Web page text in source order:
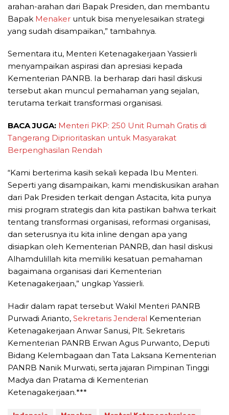
arahan-arahan dari Bapak Presiden, dan membantu
Bapak Menaker untuk bisa menyelesaikan strategi
yang sudah disampaikan,” tambahnya.
Sementara itu, Menteri Ketenagakerjaan Yassierli
menyampaikan aspirasi dan apresiasi kepada
Kementerian PANRB. Ia berharap dari hasil diskusi
tersebut akan muncul pemahaman yang sejalan,
terutama terkait transformasi organisasi.
BACA JUGA: Menteri PKP: 250 Unit Rumah Gratis di
Tangerang Diprioritaskan untuk Masyarakat
Berpenghasilan Rendah
“Kami berterima kasih sekali kepada Ibu Menteri.
Seperti yang disampaikan, kami mendiskusikan arahan
dari Pak Presiden terkait dengan Astacita, kita punya
misi program strategis dan kita pastikan bahwa terkait
tentang transformasi organisasi, reformasi organisasi,
dan seterusnya itu kita inline dengan apa yang
disiapkan oleh Kementerian PANRB, dan hasil diskusi
Alhamdulillah kita memiliki kesatuan pemahaman
bagaimana organisasi dari Kementerian
Ketenagakerjaan,” ungkap Yassierli.
Hadir dalam rapat tersebut Wakil Menteri PANRB
Purwadi Arianto, Sekretaris Jenderal Kementerian
Ketenagakerjaan Anwar Sanusi, Plt. Sekretaris
Kementerian PANRB Erwan Agus Purwanto, Deputi
Bidang Kelembagaan dan Tata Laksana Kementerian
PANRB Nanik Murwati, serta jajaran Pimpinan Tinggi
Madya dan Pratama di Kementerian
Ketenagakerjaan.***